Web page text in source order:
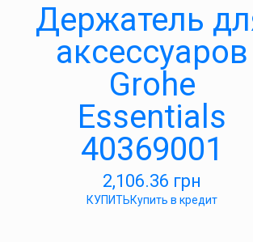
Держатель
аксессуаров
Grohe
Essentials
40369001
2,106.36 грн
КУПИТЬКупить в кредит